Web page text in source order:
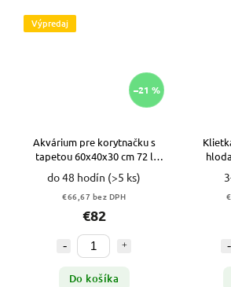
Výpredaj
–21 %
Akvárium pre korytnačku s
tapetou 60x40x30 cm 72 l
VYPR
do 48 hodín (>5 ks)
€66,67 bez DPH
€82
Do košíka